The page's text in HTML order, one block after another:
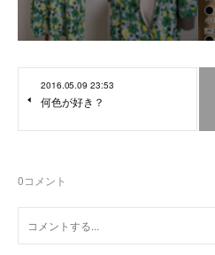
2016.05.09 23:53
何色が好き？
0コメント